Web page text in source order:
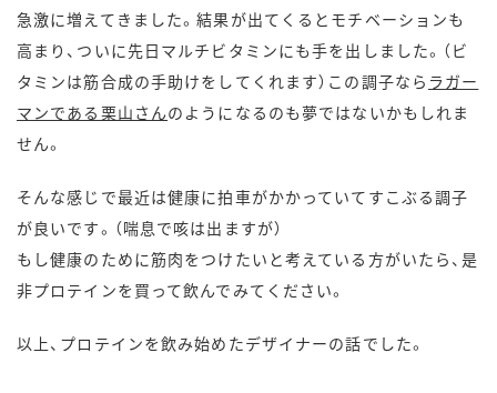
急激に増えてきました。結果が出てくるとモチベーションも
高まり、ついに先日マルチビタミンにも手を出しました。（ビ
タミンは筋合成の手助けをしてくれます）この調子なら ラガー
マンである栗山さんのようになるのも夢ではないかもしれま
せん。
そんな感じで最近は健康に拍車がかかっていてすこぶる調子
が良いです。（喘息で咳は出ますが）
もし健康のために筋肉をつけたいと考えている方がいたら、是
非プロテインを買って飲んでみてください。
以上、プロテインを飲み始めたデザイナーの話でした。